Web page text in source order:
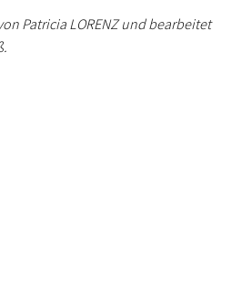
Patricia LORENZ und bearbeitet